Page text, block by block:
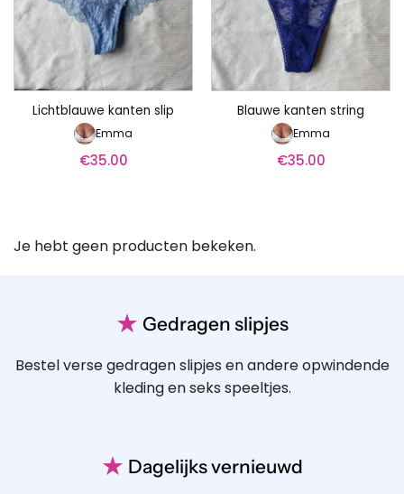
Lichtblauwe kanten slip
Emma
€35.00
Blauwe kanten string
Emma
€35.00
Je hebt geen producten bekeken.
★ Gedragen slipjes
Bestel verse gedragen slipjes en andere opwindende
kleding en seks speeltjes.
★ Dagelijks vernieuwd